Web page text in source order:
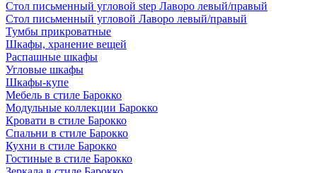
Стол письменный угловой step Лаворо левый/правый
Стол письменный угловой Лаворо левый/правый
Тумбы прикроватные
Шкафы, хранение вещей
Распашные шкафы
Угловые шкафы
Шкафы-купе
Мебель в стиле Барокко
Модульные коллекции Барокко
Кровати в стиле Барокко
Спальни в стиле Барокко
Кухни в стиле Барокко
Гостиные в стиле Барокко